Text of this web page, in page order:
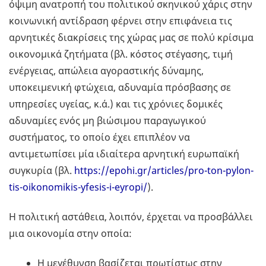
όψιμη ανατροπή του πολιτικού σκηνικού χάρις στην
κοινωνική αντίδραση φέρνει στην επιφάνεια τις
αρνητικές διακρίσεις της χώρας μας σε πολύ κρίσιμα
οικονομικά ζητήματα (βλ. κόστος στέγασης, τιμή
ενέργειας, απώλεια αγοραστικής δύναμης,
υποκειμενική φτώχεια, αδυναμία πρόσβασης σε
υπηρεσίες υγείας, κ.ά.) και τις χρόνιες δομικές
αδυναμίες ενός μη βιώσιμου παραγωγικού
συστήματος, το οποίο έχει επιπλέον να
αντιμετωπίσει μία ιδιαίτερα αρνητική ευρωπαϊκή
συγκυρία (βλ. https://epohi.gr/articles/pro-ton-pylon-
tis-oikonomikis-yfesis-i-eyropi/).
Η πολιτική αστάθεια, λοιπόν, έρχεται να προσβάλλει
μια οικονομία στην οποία:
Η μεγέθυνση βασίζεται πρωτίστως στην